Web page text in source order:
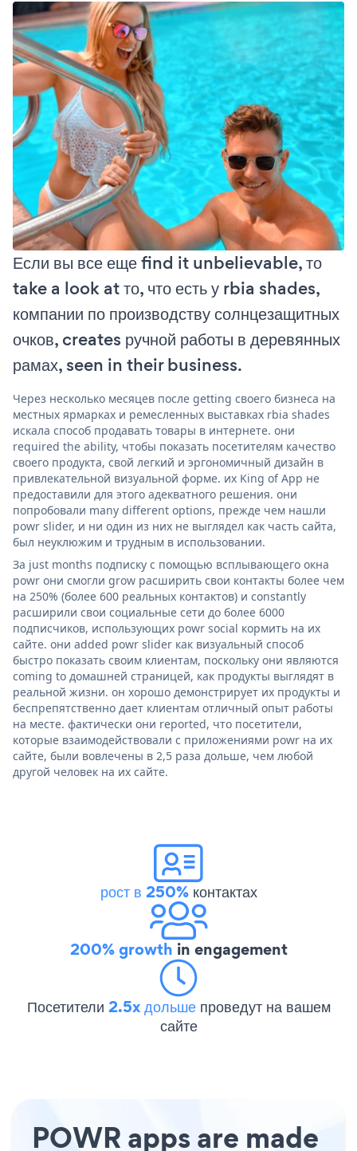
Если вы все еще find it unbelievable, то
take a look at то, что есть у rbia shades,
компании по производству солнцезащитных
очков, creates ручной работы в деревянных
рамах, seen in their business.
Через несколько месяцев после getting своего бизнеса на
местных ярмарках и ремесленных выставках rbia shades
искала способ продавать товары в интернете. они
required the ability, чтобы показать посетителям качество
своего продукта, свой легкий и эргономичный дизайн в
привлекательной визуальной форме. их King of App не
предоставили для этого адекватного решения. они
попробовали many different options, прежде чем нашли
powr slider, и ни один из них не выглядел как часть сайта,
был неуклюжим и трудным в использовании.
За just months подписку с помощью всплывающего окна
powr они смогли grow расширить свои контакты более чем
на 250% (более 600 реальных контактов) и constantly
расширили свои социальные сети до более 6000
подписчиков, использующих powr social кормить на их
сайте. они added powr slider как визуальный способ
быстро показать своим клиентам, поскольку они являются
coming to домашней страницей, как продукты выглядят в
реальной жизни. он хорошо демонстрирует их продукты и
беспрепятственно дает клиентам отличный опыт работы
на месте. фактически они reported, что посетители,
которые взаимодействовали с приложениями powr на их
сайте, были вовлечены в 2,5 раза дольше, чем любой
другой человек на их сайте.
рост в 250%контактах
200% growth in engagement
Посетители 2.5x дольше проведут на вашем
сайте
POWR apps are made